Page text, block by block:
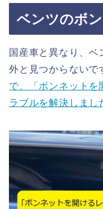
ベンツのボ
国産車と異なり、
外と見つからないで
で、「ボンネットを
ラブルを解決しまし